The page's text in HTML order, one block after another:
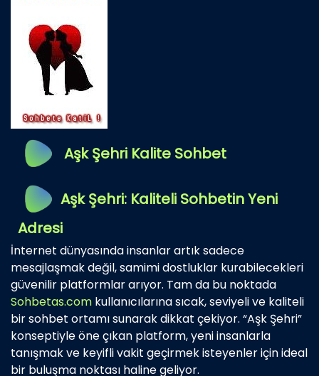
Aşk Şehri Kalite Sohbet
Aşk Şehri: Kaliteli Sohbetin Yeni
Adresi
İnternet dünyasında insanlar artık sadece
mesajlaşmak değil, samimi dostluklar kurabilecekleri
güvenilir platformlar arıyor. Tam da bu noktada
Sohbetas.com kullanıcılarına sıcak, seviyeli ve kaliteli
bir sohbet ortamı sunarak dikkat çekiyor. “Aşk Şehri”
konseptiyle öne çıkan platform, yeni insanlarla
tanışmak ve keyifli vakit geçirmek isteyenler için ideal
bir buluşma noktası haline geliyor.